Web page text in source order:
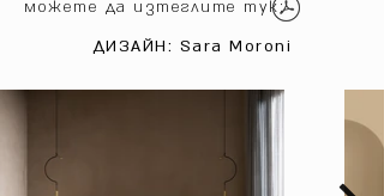
можете да изтеглите тук:
ДИЗАЙН: Sara Moroni